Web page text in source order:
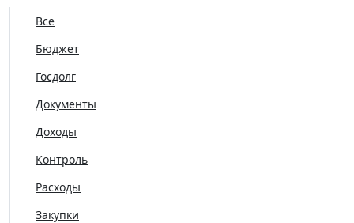
Все
Бюджет
Госдолг
Документы
Доходы
Контроль
Расходы
Закупки